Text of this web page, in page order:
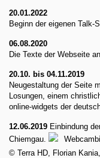
20.01.2022
Beginn der eigenen Talk-
06.08.2020
Die Texte der Webseite
20.10. bis 04.11.2019
Neugestaltung der Seite
Losungen, einem
online-widgets der
12.06.2019 Einbindung
Chiemgau.
© Terra HD, Florian Kania,